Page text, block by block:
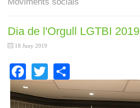
Dia de l'Orgull LGTBI 2019
18 Juny 2019
Facebook
Twitter